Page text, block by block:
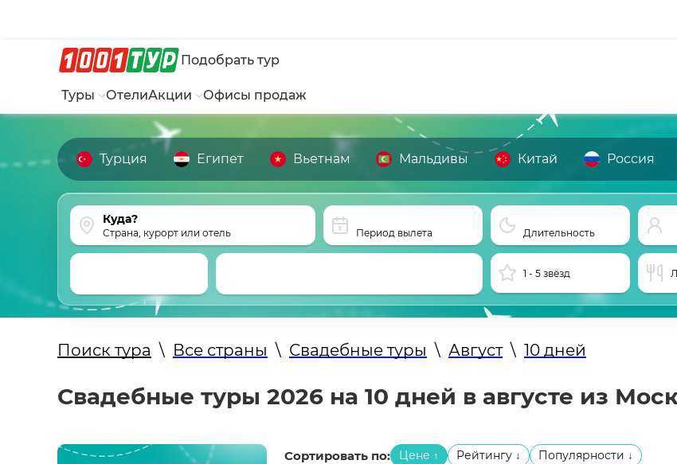
Подобрать тур
Туры ОтелиАкции Офисы продаж
Турция Египет Вьетнам Мальдивы Китай Россия
Страна, курорт или отель Период вылета Длительность
1 - 5 звёзд
Поиск тура \ Все страны \ Свадебные туры \ Август \ 10 дней
Свадебные туры 2026 на 10 дней в августе из
Сортировать по: Цене ↑ Рейтингу ↓ Популярности ↓